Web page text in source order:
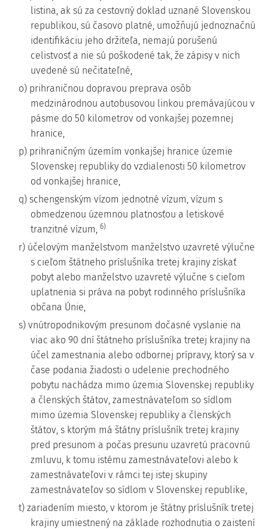
listina, ak sú za cestovný doklad uznané Slovenskou
republikou, sú časovo platné, umožňujú jednoznačnú
identifikáciu jeho držiteľa, nemajú porušenú
celistvosť a nie sú poškodené tak, že zápisy v nich
uvedené sú nečitateľné,
o) prihraničnou dopravou preprava osôb
medzinárodnou autobusovou linkou premávajúcou v
pásme do 50 kilometrov od vonkajšej pozemnej
hranice,
p) prihraničným územím vonkajšej hranice územie
Slovenskej republiky do vzdialenosti 50 kilometrov
od vonkajšej hranice,
q) schengenským vízom jednotné vízum, vízum s
obmedzenou územnou platnosťou a letiskové
tranzitné vízum, 6)
r) účelovým manželstvom manželstvo uzavreté výlučne
s cieľom štátneho príslušníka tretej krajiny získať
pobyt alebo manželstvo uzavreté výlučne s cieľom
uplatnenia si práva na pobyt rodinného príslušníka
občana Únie,
s) vnútropodnikovým presunom dočasné vyslanie na
viac ako 90 dní štátneho príslušníka tretej krajiny na
účel zamestnania alebo odbornej prípravy, ktorý sa v
čase podania žiadosti o udelenie prechodného
pobytu nachádza mimo územia Slovenskej republiky
a členských štátov, zamestnávateľom so sídlom
mimo územia Slovenskej republiky a členských
štátov, s ktorým má štátny príslušník tretej krajiny
pred presunom a počas presunu uzavretú pracovnú
zmluvu, k tomu istému zamestnávateľovi alebo k
zamestnávateľovi v rámci tej istej skupiny
zamestnávateľov so sídlom v Slovenskej republike,
t) zariadením miesto, v ktorom je štátny príslušník tretej
krajiny umiestnený na základe rozhodnutia o zaistení